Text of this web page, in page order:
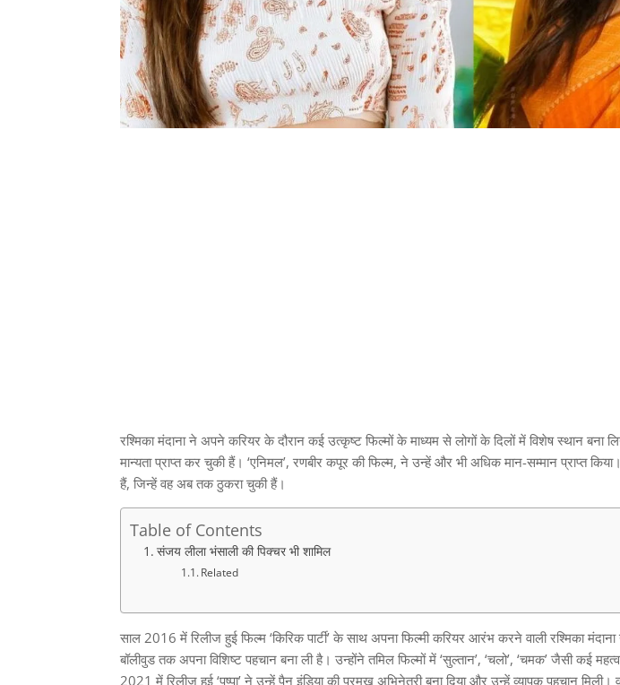
रश्मिका मंदाना ने अपने करियर के दौरान कई उत्कृष्ट फिल्मों के माध्यम से लोगों के दिलों में विशेष स्थान
मान्यता प्राप्त कर चुकी हैं। ‘एनिमल’, रणबीर कपूर की फिल्म, ने उन्हें और भी अधिक मान-सम्मान प्राप्त
हैं, जिन्हें वह अब तक ठुकरा चुकी हैं।
Table of Contents
संजय लीला भंसाली की पिक्चर भी शामिल
Related
साल 2016 में रिलीज हुई फिल्म ‘किरिक पार्टी’ के साथ अपना फिल्मी करियर आरंभ करने वाली रश्मिका
बॉलीवुड तक अपना विशिष्ट पहचान बना ली है। उन्होंने तमिल फिल्मों में ‘सुल्तान’, ‘चलो’, ‘चमक’ जैसी कई
2021 में रिलीज हुई ‘पुष्पा’ ने उन्हें पैन इंडिया की प्रमुख अभिनेत्री बना दिया और उन्हें व्यापक पहचान